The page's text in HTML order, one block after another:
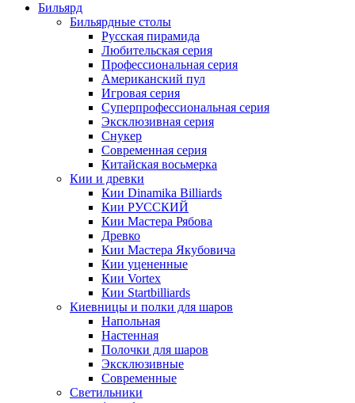
Бильярд
Бильярдные столы
Русская пирамида
Любительская серия
Профессиональная серия
Американский пул
Игровая серия
Суперпрофессиональная серия
Эксклюзивная серия
Снукер
Современная серия
Китайская восьмерка
Кии и древки
Кии Dinamika Billiards
Кии РУССКИЙ
Кии Мастера Рябова
Древко
Кии Мастера Якубовича
Кии уцененные
Кии Vortex
Кии Startbilliards
Киевницы и полки для шаров
Напольная
Настенная
Полочки для шаров
Эксклюзивные
Современные
Светильники